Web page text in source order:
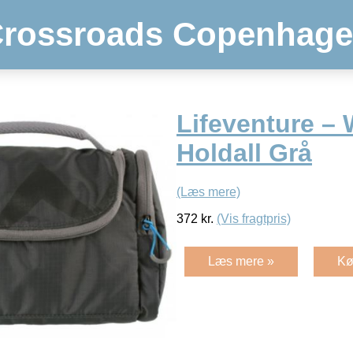
Lifeventure –
Holdall Grå
(Læs mere)
372 kr. (Vis fragtpris)
Læs mere »